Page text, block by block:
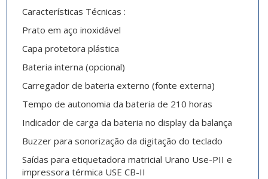
Características Técnicas :
Prato em aço inoxidável
Capa protetora plástica
Bateria interna (opcional)
Carregador de bateria externo (fonte externa)
Tempo de autonomia da bateria de 210 horas
Indicador de carga da bateria no display da balança
Buzzer para sonorização da digitação do teclado
Saídas para etiquetadora matricial Urano Use-PII e
impressora térmica USE CB-II